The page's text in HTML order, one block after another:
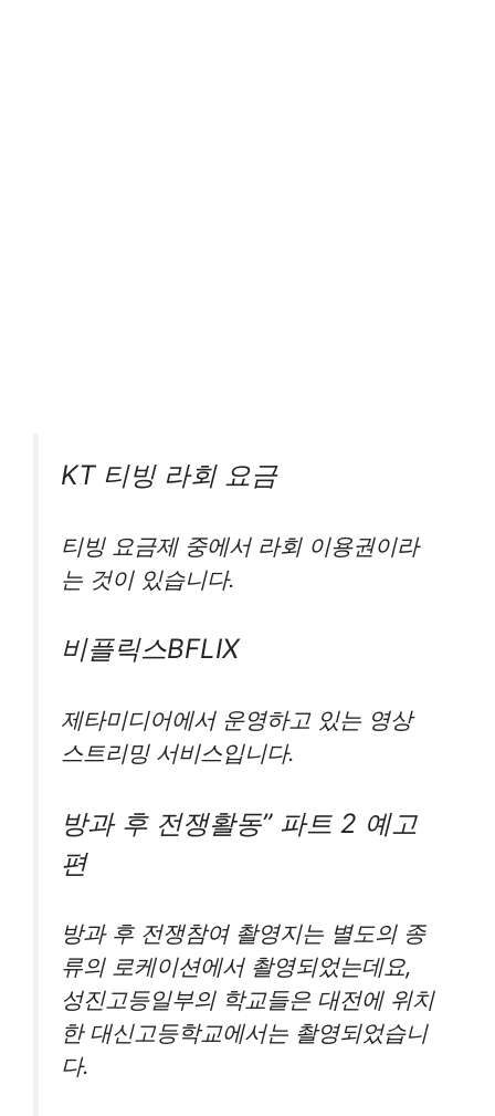
KT 티빙 라회 요금
티빙 요금제 중에서 라회 이용권이라
는 것이 있습니다.
비플릭스BFLIX
제타미디어에서 운영하고 있는 영상
스트리밍 서비스입니다.
방과 후 전쟁활동” 파트 2 예고
편
방과 후 전쟁참여 촬영지는 별도의 종
류의 로케이션에서 촬영되었는데요,
성진고등일부의 학교들은 대전에 위치
한 대신고등학교에서는 촬영되었습니
다.